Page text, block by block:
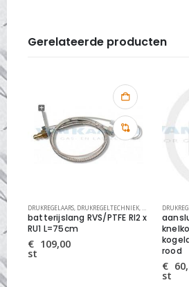
Gerelateerde producten
VLAMDOVERS
DRUKREGELAARS DRUKREGELTECHNIEK
batterijslang RVS/PTFE RI2 x
RU1 L=75cm
€ 109,00
st
rood
€
st